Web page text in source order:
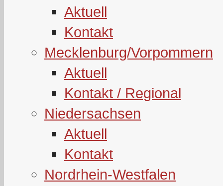
Aktuell
Kontakt
Mecklenburg/Vorpommern
Aktuell
Kontakt / Regional
Niedersachsen
Aktuell
Kontakt
Nordrhein-Westfalen